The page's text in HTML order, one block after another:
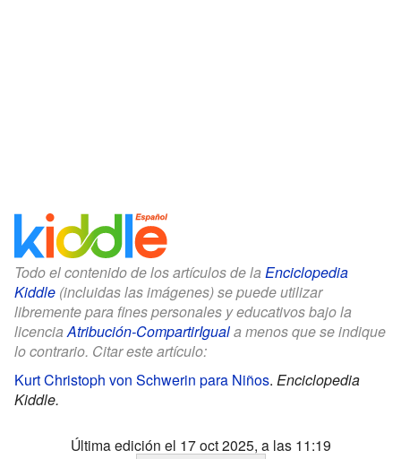
Todo el contenido de los artículos de la Enciclopedia
Kiddle (incluidas las imágenes) se puede utilizar
libremente para fines personales y educativos bajo la
licenciaAtribución-CompartirIguala menos que se indique
lo contrario. Citar este artículo:
Kurt Christoph von Schwerin para Niños. Enciclopedia
Kiddle.
Última edición el 17 oct 2025, a las 11:19